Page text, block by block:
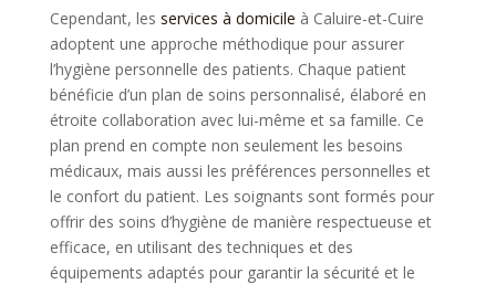
Cependant, les services à domicile à Caluire-et-Cuire
adoptent une approche méthodique pour assurer
l’hygiène personnelle des patients. Chaque patient
bénéficie d’un plan de soins personnalisé, élaboré en
étroite collaboration avec lui-même et sa famille. Ce
plan prend en compte non seulement les besoins
médicaux, mais aussi les préférences personnelles et
le confort du patient. Les soignants sont formés pour
offrir des soins d’hygiène de manière respectueuse et
efficace, en utilisant des techniques et des
équipements adaptés pour garantir la sécurité et le